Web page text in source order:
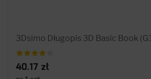
3Dsimo Długopis 3D Basic Book
40.17 zł